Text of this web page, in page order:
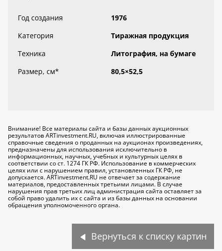
Год создания
1976
Категория
Тиражная продукция
Техника
Литография, на бумаге
Размер, см* 80,5×52,5
Внимание! Все материалы сайта и базы данных аукционных
результатов ARTinvestment.RU, включая иллюстрированные
справочные сведения о проданных на аукционах произведениях,
предназначены для использования исключительно в
информационных, научных, учебных и культурных целях в
соответствии со ст. 1274 ГК РФ. Использование в коммерческих
целях или с нарушением правил, установленных ГК РФ, не
допускается. ARTinvestment.RU не отвечает за содержание
материалов, предоставленных третьими лицами. В случае
нарушения прав третьих лиц администрация сайта оставляет за
собой право удалить их с сайта и из базы данных на основании
обращения уполномоченного органа.
Вернуться к списку картин